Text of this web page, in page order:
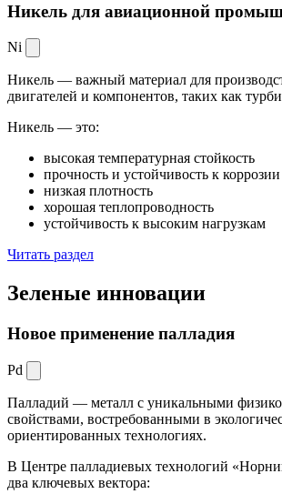
Никель для авиационной
Ni
Никель — важный материал для
двигателей и компонентов, таких как
Никель — это:
высокая температурная стойкость
прочность и устойчивость к коррозии
низкая плотность
хорошая теплопроводность
устойчивость к высоким нагрузкам
Читать раздел
Зеленые инновации
Новое применение палладия
Pd
Палладий — металл с уникальными
свойствами, востребованными в
ориентированных технологиях.
В Центре палладиевых технологий
два ключевых вектора: